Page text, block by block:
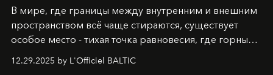
В мире, где границы между внутренним и внешним
пространством всё чаще стираются, существует
особое место - тихая точка равновесия, где горные
вершины Швейцарии встречаются с бездонными
глубинами человеческой души. Здесь, на стыке
12.29.2025 by L'Officiel BALTIC